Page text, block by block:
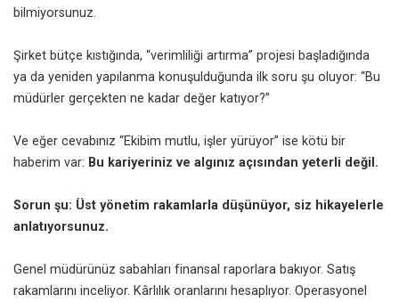
bilmiyorsunuz.
Şirket bütçe kıstığında, “verimliliği artırma” projesi başladığında
ya da yeniden yapılanma konuşulduğunda ilk soru şu oluyor: “Bu
müdürler gerçekten ne kadar değer katıyor?”
Ve eğer cevabınız “Ekibim mutlu, işler yürüyor” ise kötü bir
haberim var: Bu kariyeriniz ve algınız açısından yeterli değil.
Sorun şu: Üst yönetim rakamlarla düşünüyor, siz hikayelerle
anlatıyorsunuz.
Genel müdürünüz sabahları finansal raporlara bakıyor. Satış
rakamlarını inceliyor. Kârlılık oranlarını hesaplıyor. Operasyonel